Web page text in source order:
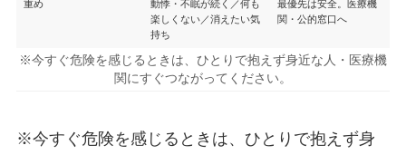
重め
動悸・不眠が続く／何も
楽しくない／消えたい気
持ち
最優先は安全。医療機
関・公的窓口へ
※今すぐ危険を感じるときは、ひとりで抱えず身近な人・医療機
関にすぐつながってください。
※今すぐ危険を感じるときは、ひとりで抱えず身